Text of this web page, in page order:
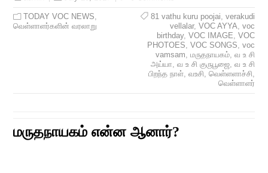
TODAY VOC NEWS,
வெள்ளாளர்களின் வரலாறு
81 vathu kuru poojai, verakudi
vellalar, VOC AYYA, voc
birthday, VOC IMAGE, VOC
PHOTOES, VOC SONGS, voc
vamsam, மருதநாயகம், வ உ சி
அய்யா, வ உ சி குருபூஜை, வ உ சி
பிறந்த நாள், வஉசி, வெள்ளளாச்சி,
வெள்ளாளர்
மருதநாயகம் என்ன ஆனார்?